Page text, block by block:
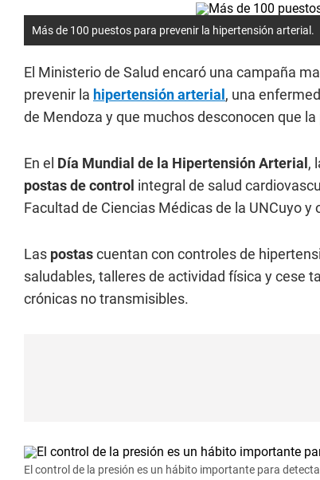
Más de 100 puestos para prevenir la hipertensión arterial.
El Ministerio de Salud encaró una campaña
prevenir la hipertensión arterial , una
de Mendoza y que muchos desconocen que
En el Día Mundial de la Hipertensión Arterial ,
postas de control integral de salud
Facultad de Ciencias Médicas de la UNCuyo
Las postascuentan con controles de
saludables, talleres de actividad física y cese
crónicas no transmisibles.
El control de la presión es un hábito importante para